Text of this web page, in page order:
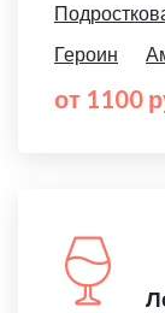
Героин
от 1100